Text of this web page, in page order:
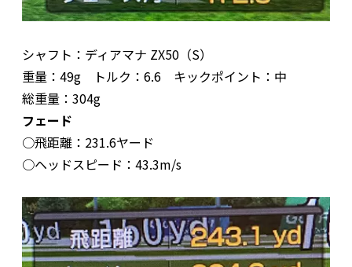
シャフト：ディアマナ ZX50（S）
重量：49g トルク：6.6 キックポイント：中
総重量：304g
フェード
○飛距離：231.6ヤード
○ヘッドスピード：43.3m/s